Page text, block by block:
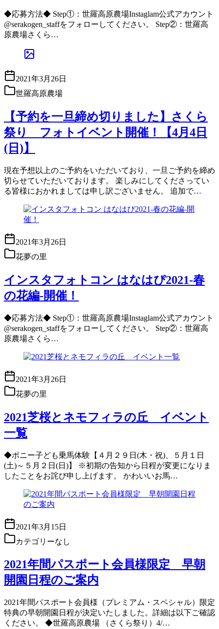
◆応募方法◆ Step①：世羅高原農場Instaglam公式アカウント
@serakogen_staffをフォローしてください。 Step②：世羅高
原農場さくら…
2021年3月26日
世羅高原農場
【予約を一旦締め切りました】さくら
祭り フォトイベント開催！【4月4日
(日)】
現在予想以上のご予約をいただいており、一旦ご予約を締め
切らせていただいております。 楽しみにしてくださってい
る皆様におかれましては申し訳ございません。 追加で…
2021年3月26日
花夢の里
インスタフォトコン はなはぴ2021-春
の花編-開催！
◆応募方法◆ Step①：世羅高原農場Instaglam公式アカウント
@serakogen_staffをフォローしてください。 Step②：世羅高
原農場さくら…
2021年3月26日
花夢の里
2021芝桜とネモフィラの丘 イベント
一覧
◆ポニー子ども乗馬体験【４月２９日(木・祝)、５月１日
(土)～５月２日(日)】 ※初期の告知から日程が変更になりま
したことをお詫び申し上げます。 かわいいお馬…
2021年3月15日
カテゴリーなし
2021年間パスポート会員様限定 早朝
開園日程のご案内
2021年間パスポート会員様（プレミアム・スペシャル）限定
特典の早朝開園日程が決定いたしました。詳細は以下ご確認
ください。 ◆世羅高原農場 （さくら祭り）4/…